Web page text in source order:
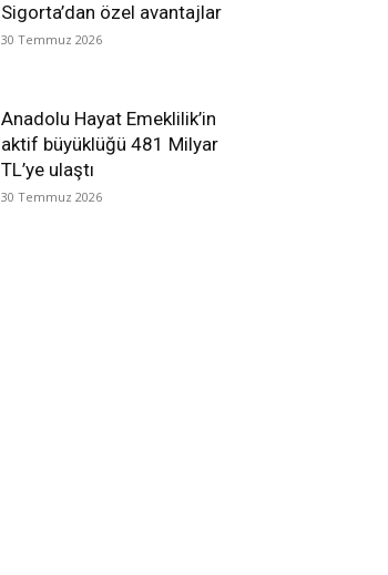
Sigorta’dan özel avantajlar
30 Temmuz 2026
Anadolu Hayat Emeklilik’in
aktif büyüklüğü 481 Milyar
TL’ye ulaştı
30 Temmuz 2026